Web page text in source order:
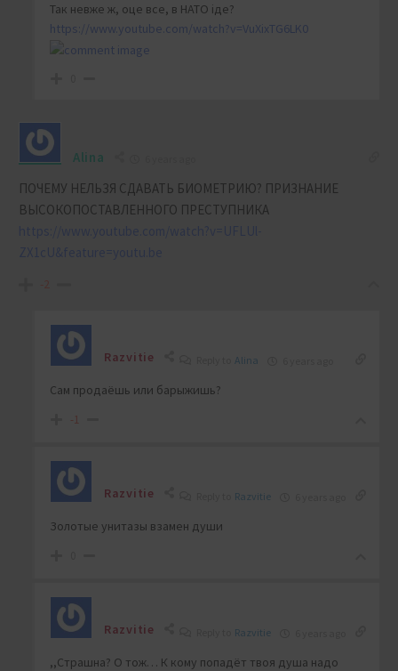
Так невже ж, оце все, в НАТО іде?
https://www.youtube.com/watch?v=VuXixTG6LK0
Alina
ПОЧЕМУ НЕЛЬЗЯ СДАВАТЬ БИОМЕТРИЮ? ПРИЗНАНИЕ
ВЫСОКОПОСТАВЛЕННОГО ПРЕСТУПНИКА
https://www.youtube.com/watch?v=UFLUl-
ZX1cU&feature=youtu.be
Razvitie Alina
Сам продаёшь или барыжишь?
-1
Razvitie Razvitie
Золотые унитазы взамен души
Razvitie Razvitie
,,Страшна? О тож… К кому попадёт твоя душа надо